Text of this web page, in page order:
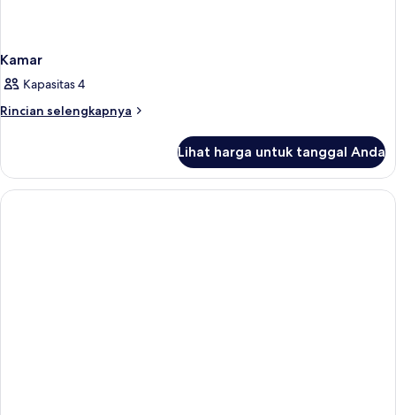
Kamar
Kapasitas 4
Rincian selengkapnya
Rincian
Kamar
Lihat harga untuk tanggal Anda